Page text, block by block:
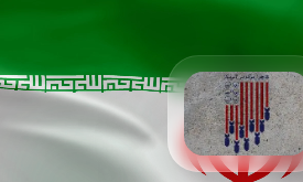
content